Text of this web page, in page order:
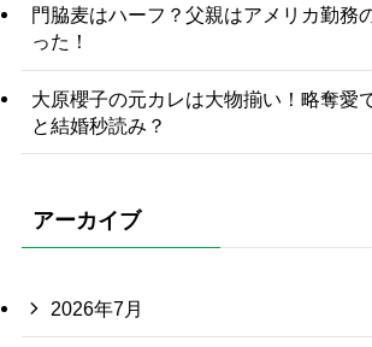
門脇麦はハーフ？父親はアメリカ勤務
った！
大原櫻子の元カレは大物揃い！略奪愛
と結婚秒読み？
アーカイブ
2026年7月